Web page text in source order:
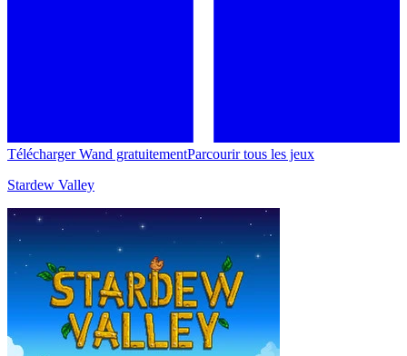
Télécharger Wand gratuitementParcourir tous les jeux
Stardew Valley